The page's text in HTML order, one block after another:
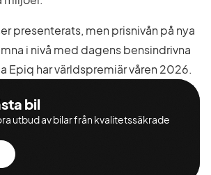
presenterats, men prisnivån på nya
i nivå med dagens bensindrivna
Epiq har världspremiär våren 2026.
bil
utbud av bilar från kvalitetssäkrade